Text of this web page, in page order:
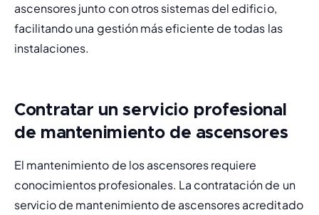
ascensores junto con otros sistemas del edificio,
facilitando una gestión más eficiente de todas las
instalaciones.
Contratar un servicio profesional
de mantenimiento de ascensores
El mantenimiento de los ascensores requiere
conocimientos profesionales. La contratación de un
servicio de mantenimiento de ascensores acreditado